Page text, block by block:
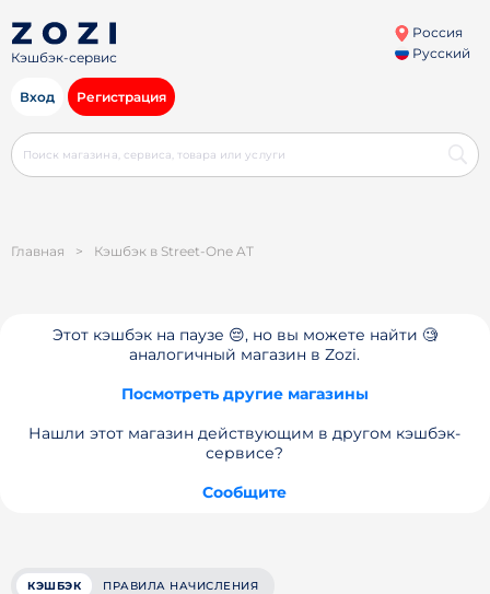
Кэшбэк-сервис
Россия
Русский
Вход Регистрация
Главная > Кэшбэк в Street-One AT
Этот кэшбэк на паузе 😔, но вы можете найти 🧐
аналогичный магазин в Zozi.
Посмотреть другие магазины
Нашли этот магазин действующим в другом кэшбэк-
сервисе?
Сообщите
КЭШБЭК ПРАВИЛА НАЧИСЛЕНИЯ